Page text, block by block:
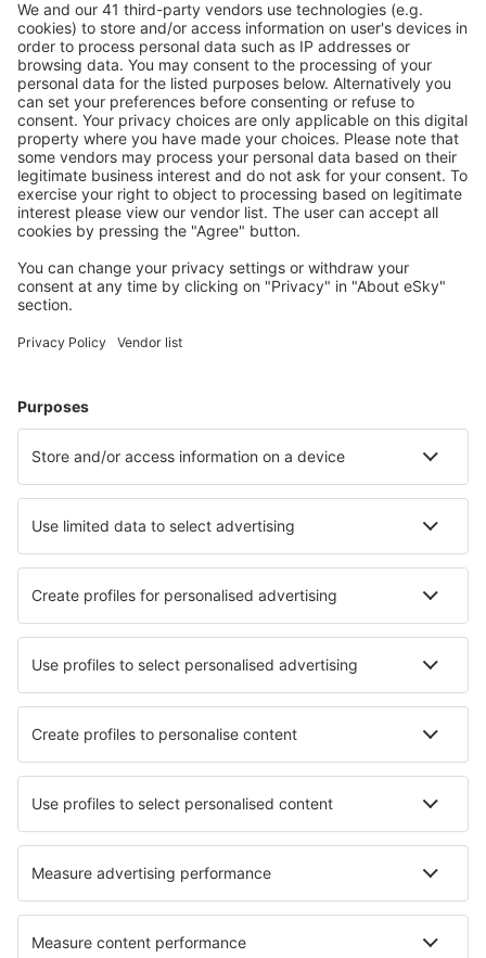
18:40 15:05 19h 25min detaljer
Totalpris for alle billetter (ekskludert serviceavgift på608 NOK
passasjer)
Bestillingsvilkår
Pris per voksen i to retninger:
4010NOK
1
Retur
24 jan. (søn) LPA - TRF
18:40 15:05 19h 25min detaljer
Bestillingsvilkår
4010
1 Sjekk tilbud
14 jan. (tor) TRF - LPA
18:35 10:00 40h 25min detaljer